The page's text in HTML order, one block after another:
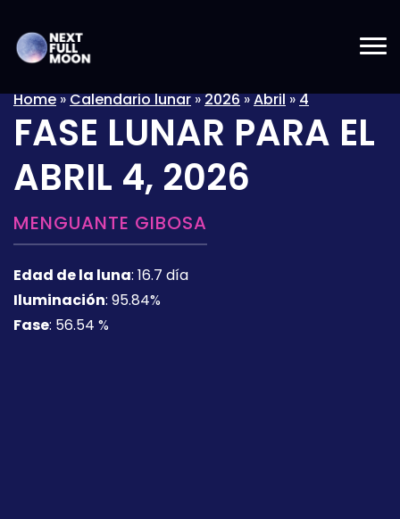
Home»Calendario lunar»2026»Abril»4
FASE LUNAR PARA EL
ABRIL 4, 2026
MENGUANTE GIBOSA
Edad de la luna: 16.7 día
Iluminación: 95.84%
Fase: 56.54 %